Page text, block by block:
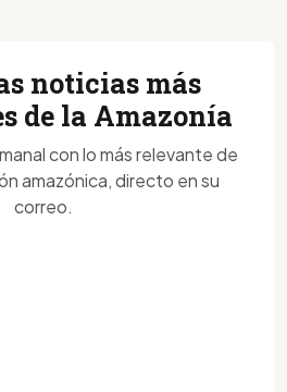
noticias más
de la Amazonía
con lo más relevante de
amazónica, directo en su
correo.